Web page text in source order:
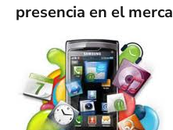
presencia en el